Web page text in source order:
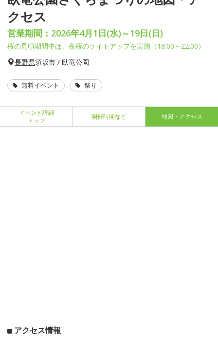
クセス
営業期間：2026年4月1日(水)～19日(日)
桜の見頃期間中は、夜桜のライトアップを実施（18:00～22:00）
長野県須坂市 / 臥竜公園
無料イベント 祭り
イベント詳細
トップ
開催時間など 地図・アクセス
アクセス情報